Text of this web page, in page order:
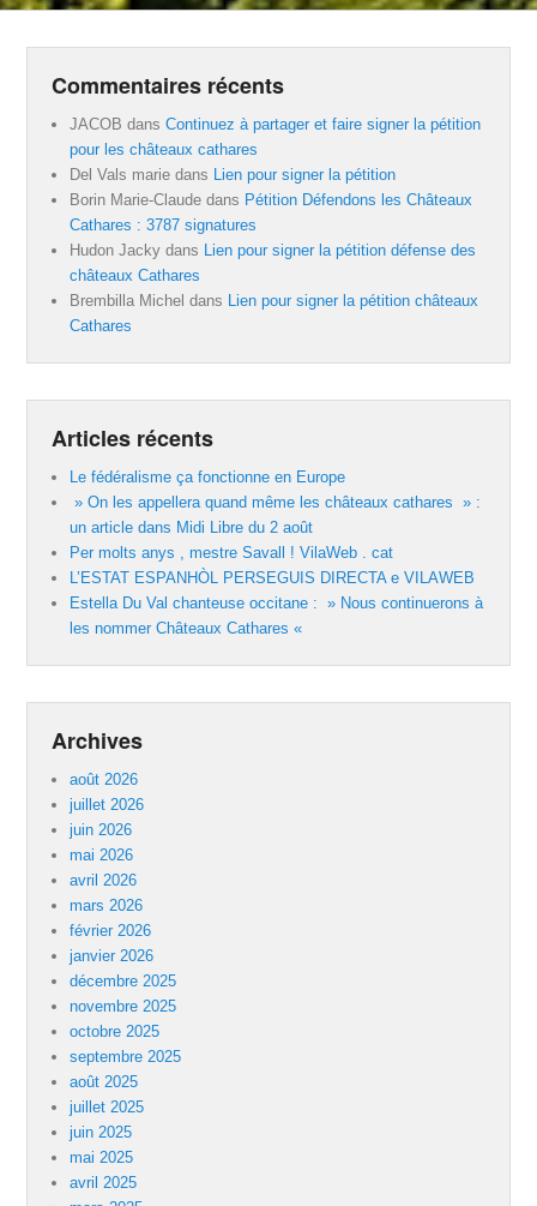
Commentaires récents
JACOB dansContinuez à partager et faire signer la pétition
pour les châteaux cathares
Del Vals marie dans Lien pour signer la pétition
Borin Marie-Claude dans Pétition Défendons les Châteaux
Cathares : 3787 signatures
Hudon Jacky dans Lien pour signer la pétition défense des
châteaux Cathares
Brembilla Michel dans Lien pour signer la pétition châteaux
Cathares
Articles récents
Le fédéralisme ça fonctionne en Europe
» On les appellera quand même les châteaux cathares » :
un article dans Midi Libre du 2 août
Per molts anys , mestre Savall ! VilaWeb . cat
L’ESTAT ESPANHÒL PERSEGUIS DIRECTA e VILAWEB
Estella Du Val chanteuse occitane : » Nous continuerons à
les nommer Châteaux Cathares «
Archives
août 2026
juillet 2026
juin 2026
mai 2026
avril 2026
mars 2026
février 2026
janvier 2026
décembre 2025
novembre 2025
octobre 2025
septembre 2025
août 2025
juillet 2025
juin 2025
mai 2025
avril 2025